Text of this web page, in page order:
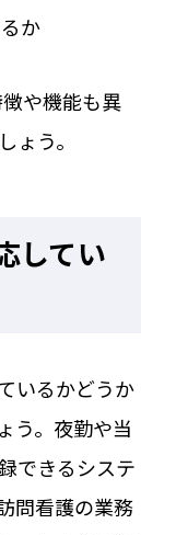
か
や機能も異
ょう。
してい
いるかどうか
う。夜勤や当
できるシステ
問看護の業務